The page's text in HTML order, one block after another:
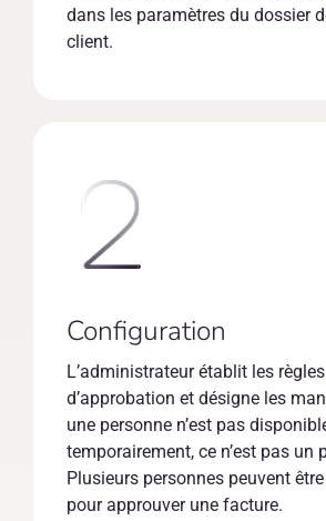
dans les paramètres du dossier
client.
Configuration
L’administrateur établit les règles
d’approbation et désigne les
une personne n’est pas
temporairement, ce n’est pas un
Plusieurs personnes peuvent
pour approuver une facture.